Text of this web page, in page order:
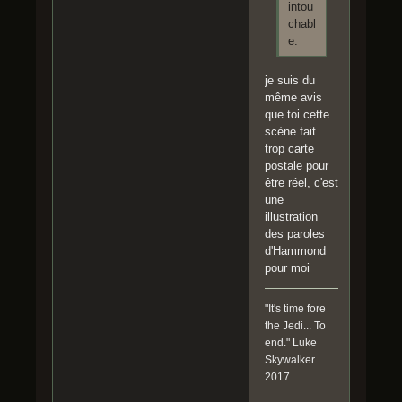
intou
chabl
e.
je suis du
même avis
que toi cette
scène fait
trop carte
postale pour
être réel, c'est
une
illustration
des paroles
d'Hammond
pour moi
"It's time fore
the Jedi... To
end." Luke
Skywalker.
2017.